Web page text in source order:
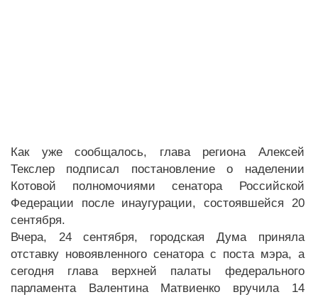
Как уже сообщалось, глава региона Алексей
Текслер подписал постановление о наделении
Котовой полномочиями сенатора Российской
Федерации после инаугурации, состоявшейся 20
сентября.
Вчера, 24 сентября, городская Дума приняла
отставку новоявленного сенатора с поста мэра, а
сегодня глава верхней палаты федерального
парламента Валентина Матвиенко вручила 14